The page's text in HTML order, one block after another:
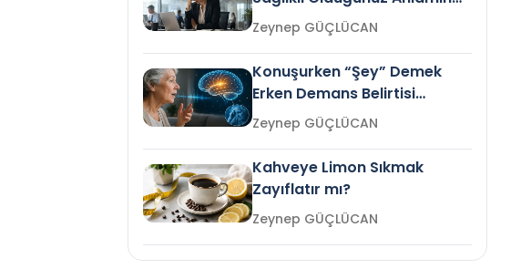
Gelir mi?Zeynep GÜÇLÜCAN
Konuşurken “Şey” Demek
Erken Demans Belirtisi
Olabilir mi?Zeynep GÜÇLÜCAN
Kahveye Limon Sıkmak
Zayıflatır mı?
Zeynep GÜÇLÜCAN